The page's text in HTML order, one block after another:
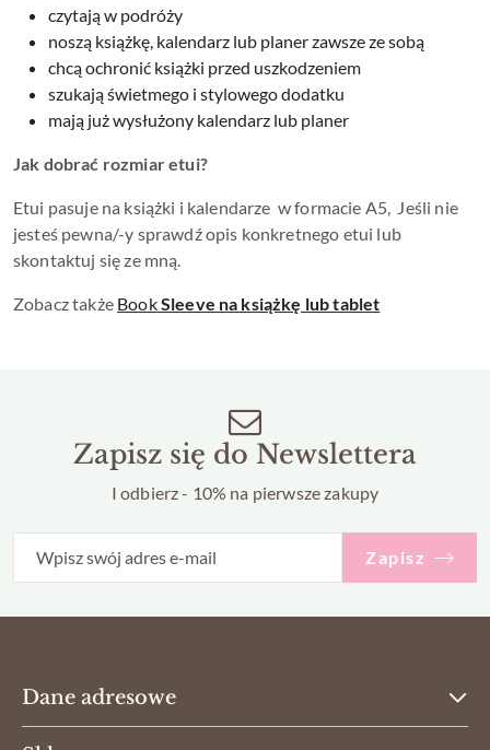
czytają w podróży
noszą książkę, kalendarz lub planer zawsze ze sobą
chcą ochronić książki przed uszkodzeniem
szukają świetmego i stylowego dodatku
mają już wysłużony kalendarz lub planer
Jak dobrać rozmiar etui?
Etui pasuje na książki i kalendarze w formacie A5, Jeśli nie
jesteś pewna/-y sprawdź opis konkretnego etui lub
skontaktuj się ze mną.
Zobacz także BookSleeve na książkę lub tablet
Zapisz się do Newslettera
I odbierz - 10% na pierwsze zakupy
Zapisz
Dane adresowe